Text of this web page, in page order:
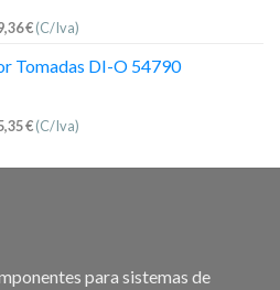
€(C/Iva)
Tomadas DI-O 54790
€(C/Iva)
para sistemas de